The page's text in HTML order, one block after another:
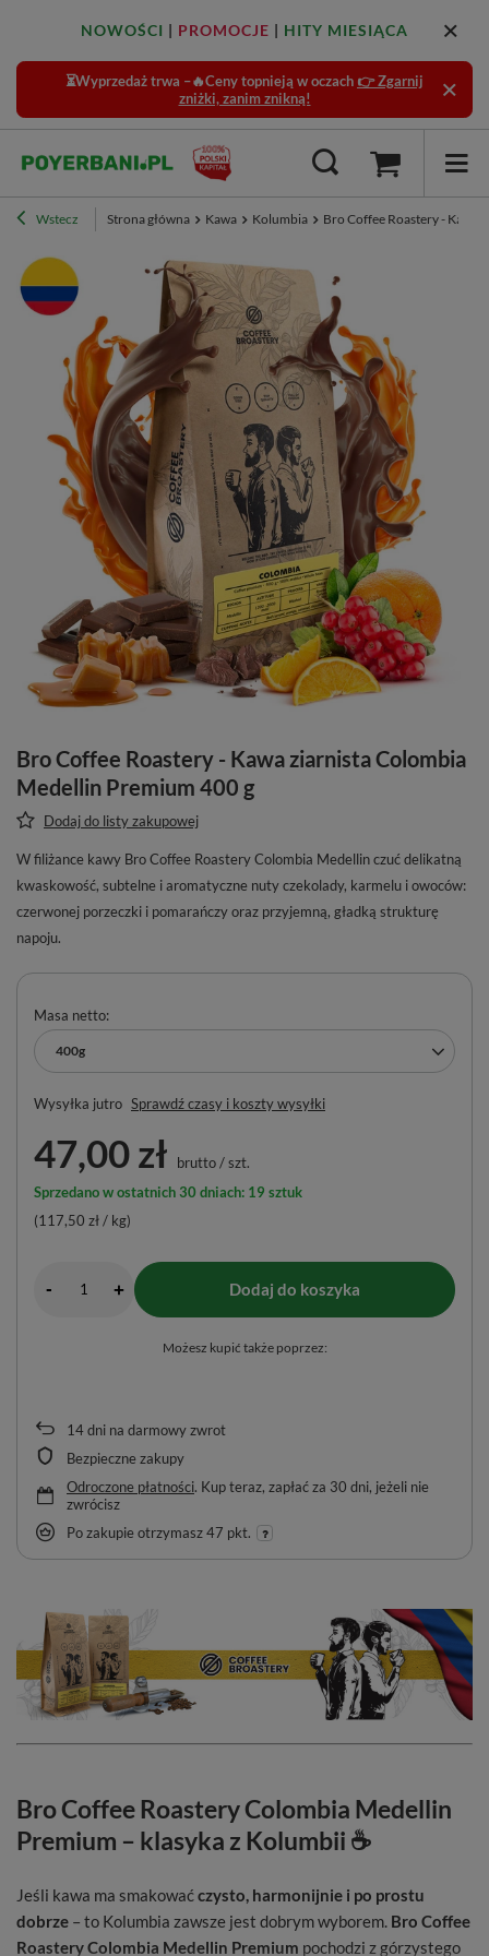
NOWOŚCI | PROMOCJE | HITY MIESIĄCA
⏳Wyprzedaż trwa –🔥Ceny topnieją w oczach 👉 Zgarnij
zniżki, zanim znikną!
Wstecz Strona główna Kawa Kolumbia Bro Coffee Roastery - Kawa
Bro Coffee Roastery - Kawa ziarnista Colombia
Medellin Premium 400 g
Dodaj do listy zakupowej
W filiżance kawy Bro Coffee Roastery Colombia Medellin czuć delikatną
kwaskowość, subtelne i aromatyczne nuty czekolady, karmelu i owoców:
czerwonej porzeczki i pomarańczy oraz przyjemną, gładką strukturę
napoju.
Masa netto
400g
14dni na darmowy zwrot
Bezpieczne zakupy
Odroczone płatności. Kup teraz, zapłać za 30 dni, jeżeli nie
zwrócisz
Po zakupie otrzymasz47 pkt.
Wysyłka jutro Sprawdź czasy i koszty wysyłki
47,00 zł brutto/szt.
Sprzedano w ostatnich 30 dniach: 19 sztuk
(117,50 zł / kg)
- + Dodaj do koszyka
Możesz kupić także poprzez:
Bro Coffee Roastery Colombia Medellin
Premium – klasyka z Kolumbii ☕
Jeśli kawa ma smakowaćczysto, harmonijnie i po prostu
dobrze – to Kolumbia zawsze jest dobrym wyborem. Bro Coffee
Roastery Colombia Medellin Premium pochodzi z górzystego